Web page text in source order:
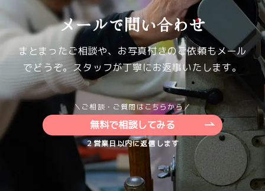
メールで問い合わせ
まとまったご相談や、お写真付きのご依頼もメール
でどうぞ。スタッフが丁寧にお返事いたします。
＼ご相談・ご質問はこちらから／
無料で相談してみる
２営業日以内に返信します